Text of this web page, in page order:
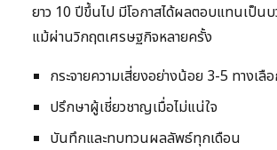
ยาว 10 ปีขึ้นไป มีโอกาสได้ผลตอบแทนเป็น
แม้ผ่านวิกฤตเศรษฐกิจหลายครั้ง
กระจายความเสี่ยงอย่างน้อย 3-5 ทางเลื
ปรึกษาผู้เชี่ยวชาญเมื่อไม่แน่ใจ
บันทึกและทบทวนผลลัพธ์ทุกเดือน